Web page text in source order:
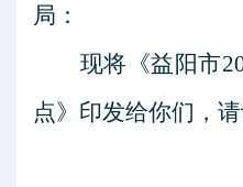
局：
现将《益阳市
点》印发给你们，请